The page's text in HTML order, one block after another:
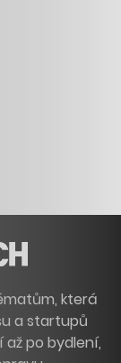
která
a startupů
po bydlení,